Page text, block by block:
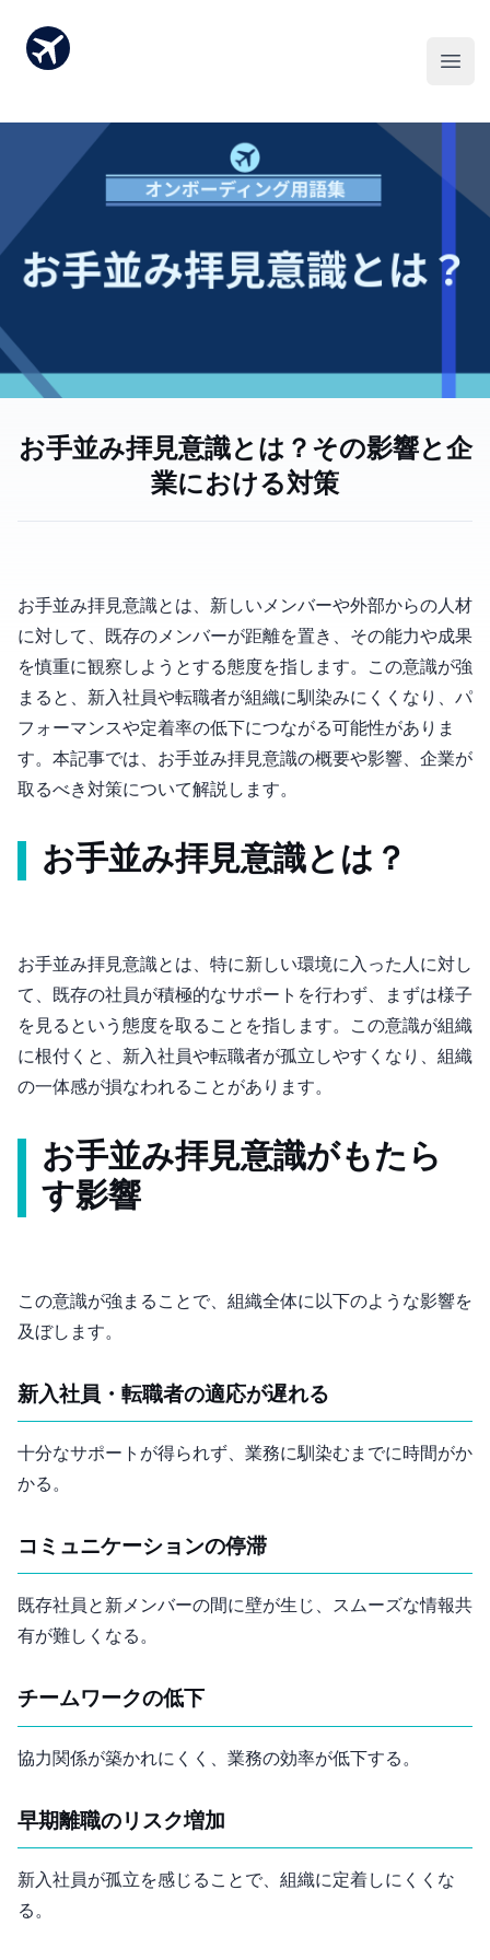
お手並み拝見意識とは？その影響と企
業における対策
お手並み拝見意識とは、新しいメンバーや外部からの人材
に対して、既存のメンバーが距離を置き、その能力や成果
を慎重に観察しようとする態度を指します。この意識が強
まると、新入社員や転職者が組織に馴染みにくくなり、パ
フォーマンスや定着率の低下につながる可能性がありま
す。本記事では、お手並み拝見意識の概要や影響、企業が
取るべき対策について解説します。
お手並み拝見意識とは？
お手並み拝見意識とは、特に新しい環境に入った人に対し
て、既存の社員が積極的なサポートを行わず、まずは様子
を見るという態度を取ることを指します。この意識が組織
に根付くと、新入社員や転職者が孤立しやすくなり、組織
の一体感が損なわれることがあります。
お手並み拝見意識がもたら
す影響
この意識が強まることで、組織全体に以下のような影響を
及ぼします。
新入社員・転職者の適応が遅れる
十分なサポートが得られず、業務に馴染むまでに時間がか
かる。
コミュニケーションの停滞
既存社員と新メンバーの間に壁が生じ、スムーズな情報共
有が難しくなる。
チームワークの低下
協力関係が築かれにくく、業務の効率が低下する。
早期離職のリスク増加
新入社員が孤立を感じることで、組織に定着しにくくな
る。